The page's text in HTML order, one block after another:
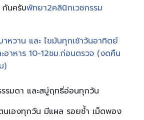
กันครับพัทยา2คลินิกเวชกรรม
าน และ ไขมันทุกเช้าวันอาทิตย์
อาหาร 10-12ชม.ก่อนตรวจ (งดคืน
)
รรมดา และสบู่ฤทธิ่อ่อนทุกวัน
นเองทุกวัน มีแผล รอยช้ำ เม็ดพอง